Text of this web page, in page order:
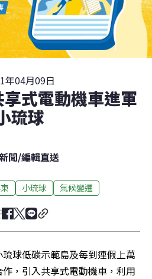
年04月09日
式電動機車進軍
琉球
聞/編輯直送
小琉球 氣候變遷
球低碳示範島及每到連假上萬
，引入共享式電動機車，利用